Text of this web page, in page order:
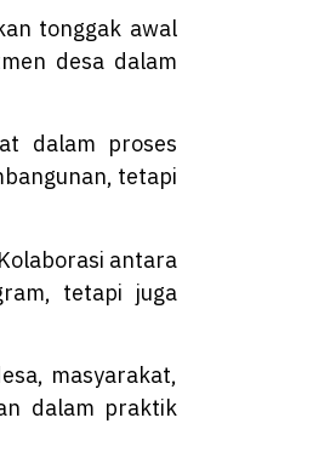
tonggak awal
desa dalam
dalam proses
tetapi
antara
tetapi juga
masyarakat,
dalam praktik